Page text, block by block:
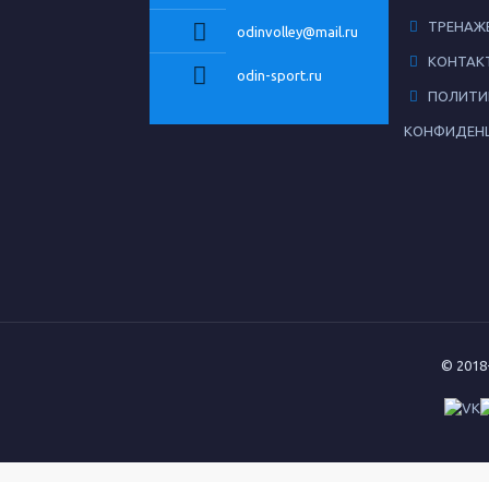
odinvolley@mail.ru
odin-sport.ru
©